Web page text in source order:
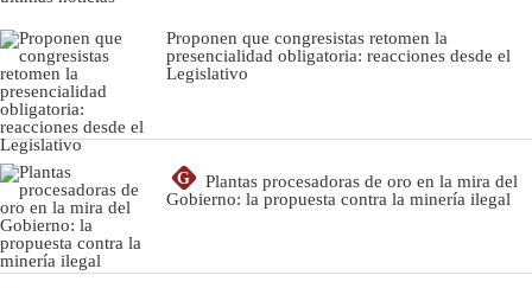
Proponen que congresistas retomen la
presencialidad obligatoria: reacciones desde el
Legislativo
G
Plantas procesadoras de oro en la mira del
Gobierno: la propuesta contra la minería ilegal